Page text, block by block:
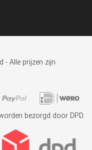
- Alle prijzen zijn
bezorgd door DPD.